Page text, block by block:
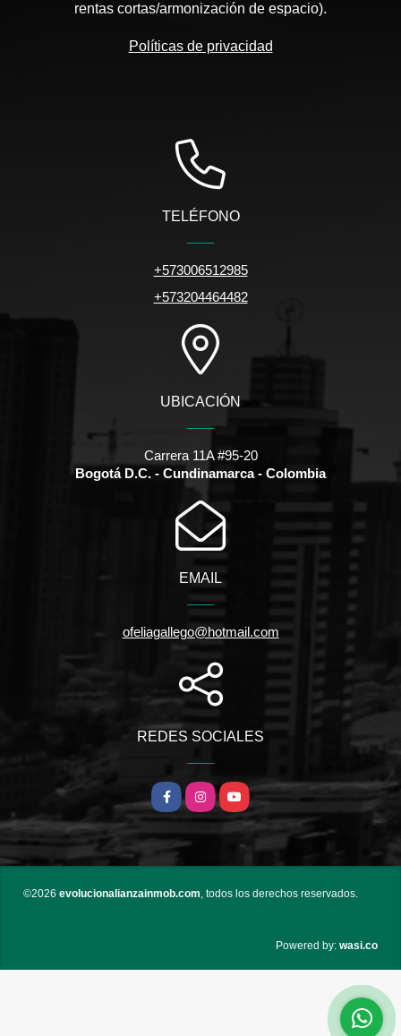
rentas cortas/armonización de espacio).
Políticas de privacidad
TELÉFONO
+573006512985
+573204464482
UBICACIÓN
Carrera 11A #95-20
Bogotá D.C. - Cundinamarca - Colombia
EMAIL
ofeliagallego@hotmail.com
REDES SOCIALES
FacebookInstagramYouTube
©2026 evolucionalianzainmob.com, todos los derechos reservados.
Powered by: wasi.co